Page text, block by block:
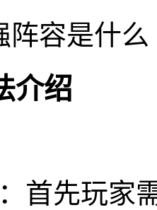
阵容是什么
介绍
首先玩家